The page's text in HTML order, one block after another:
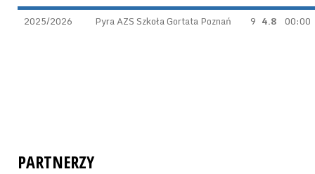
2025/2026 Pyra AZS Szkoła Gortata Poznań 9 4.8 00:00
PARTNERZY